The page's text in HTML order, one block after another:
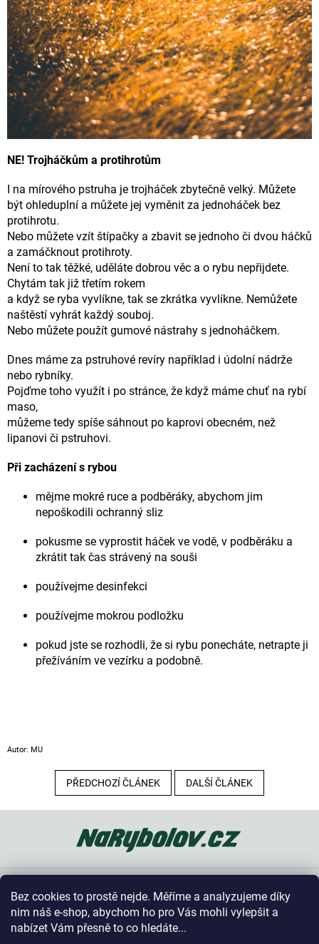
Bez cookies to prostě nejde. Měříme a analyzujeme díky
nim náš e-shop, abychom ho pro Vás mohli vylepšit a
nabízet Vám přesně to co hledáte...
NE! Trojháčkům a protihrotům
I na mírového pstruha je trojháček zbytečně velký. Můžete
být ohleduplní a můžete jej vyměnit za jednoháček bez
protihrotu.
Nebo můžete vzít štípačky a zbavit se jednoho či dvou háčků
a zamáčknout protihroty.
Není to tak těžké, uděláte dobrou věc a o rybu nepřijdete.
Chytám tak již třetím rokem
a když se ryba vyvlíkne, tak se zkrátka vyvlíkne. Nemůžete
naštěstí vyhrát každý souboj.
Nebo můžete použít gumové nástrahy s jednoháčkem.
Dnes máme za pstruhové revíry například i údolní nádrže
nebo rybníky.
Pojďme toho využít i po stránce, že když máme chuť na rybí
maso,
můžeme tedy spíše sáhnout po kaprovi obecném, než
lipanovi či pstruhovi.
Při zacházení s rybou
mějme mokré ruce a podběráky, abychom jim
nepoškodili ochranný sliz
pokusme se vyprostit háček ve vodě, v podběráku a
zkrátit tak čas strávený na souši
používejme desinfekci
používejme mokrou podložku
pokud jste se rozhodli, že si rybu ponecháte, netrapte ji
přežíváním ve vezírku a podobně.
Autor: MU
PŘEDCHOZÍ ČLÁNEK DALŠÍ ČLÁNEK
a
t
Vše o nákupu